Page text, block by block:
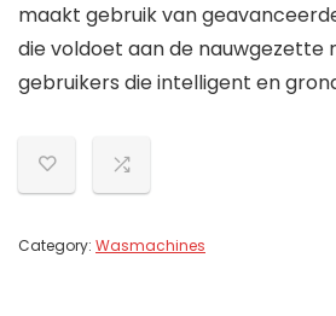
maakt gebruik van
die voldoet aan de nauwgezette
gebruikers die intelligent en
Category: Wasmachines